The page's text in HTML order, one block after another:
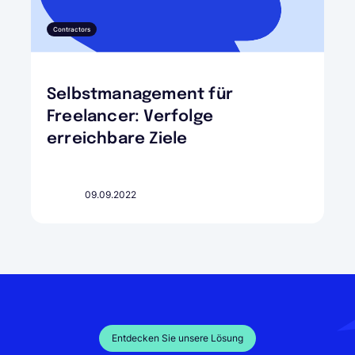
Contractors
Selbstmanagement für
Freelancer: Verfolge
erreichbare Ziele
09.09.2022
Entdecken Sie unsere Lösung